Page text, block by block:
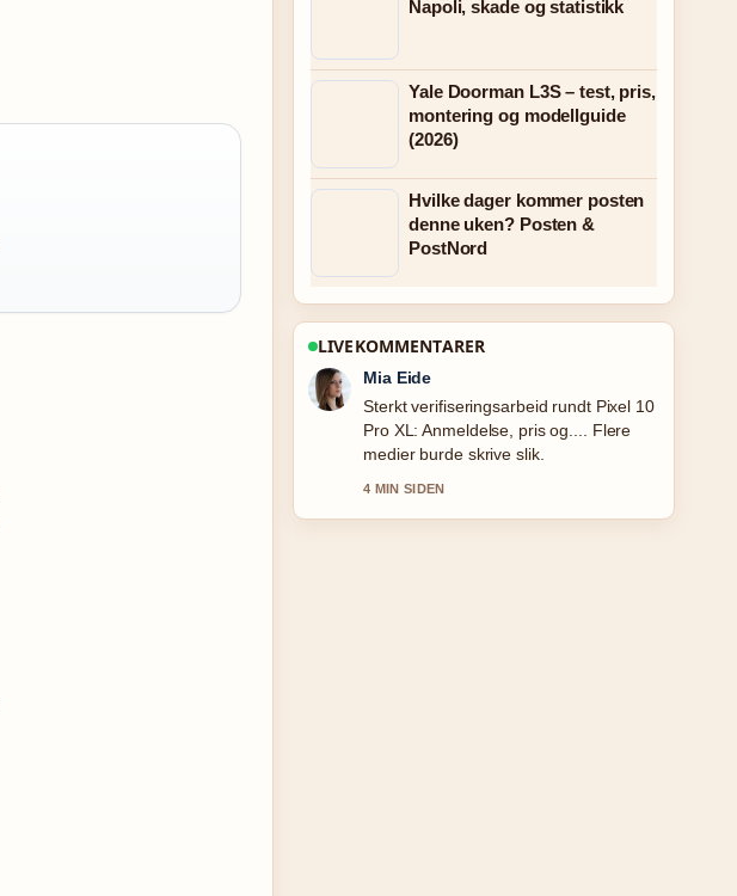
Napoli, skade og statistikk
Yale Doorman L3S – test, pris,
montering og modellguide
(2026)
Hvilke dager kommer posten
denne uken? Posten &
PostNord
LIVEKOMMENTARER
Henrik Solberg
God gjennomgang av Mel gram til dl –
enkel omregning.... Dette er den klarest
oppsummeringen i dag.
6 MIN SIDEN